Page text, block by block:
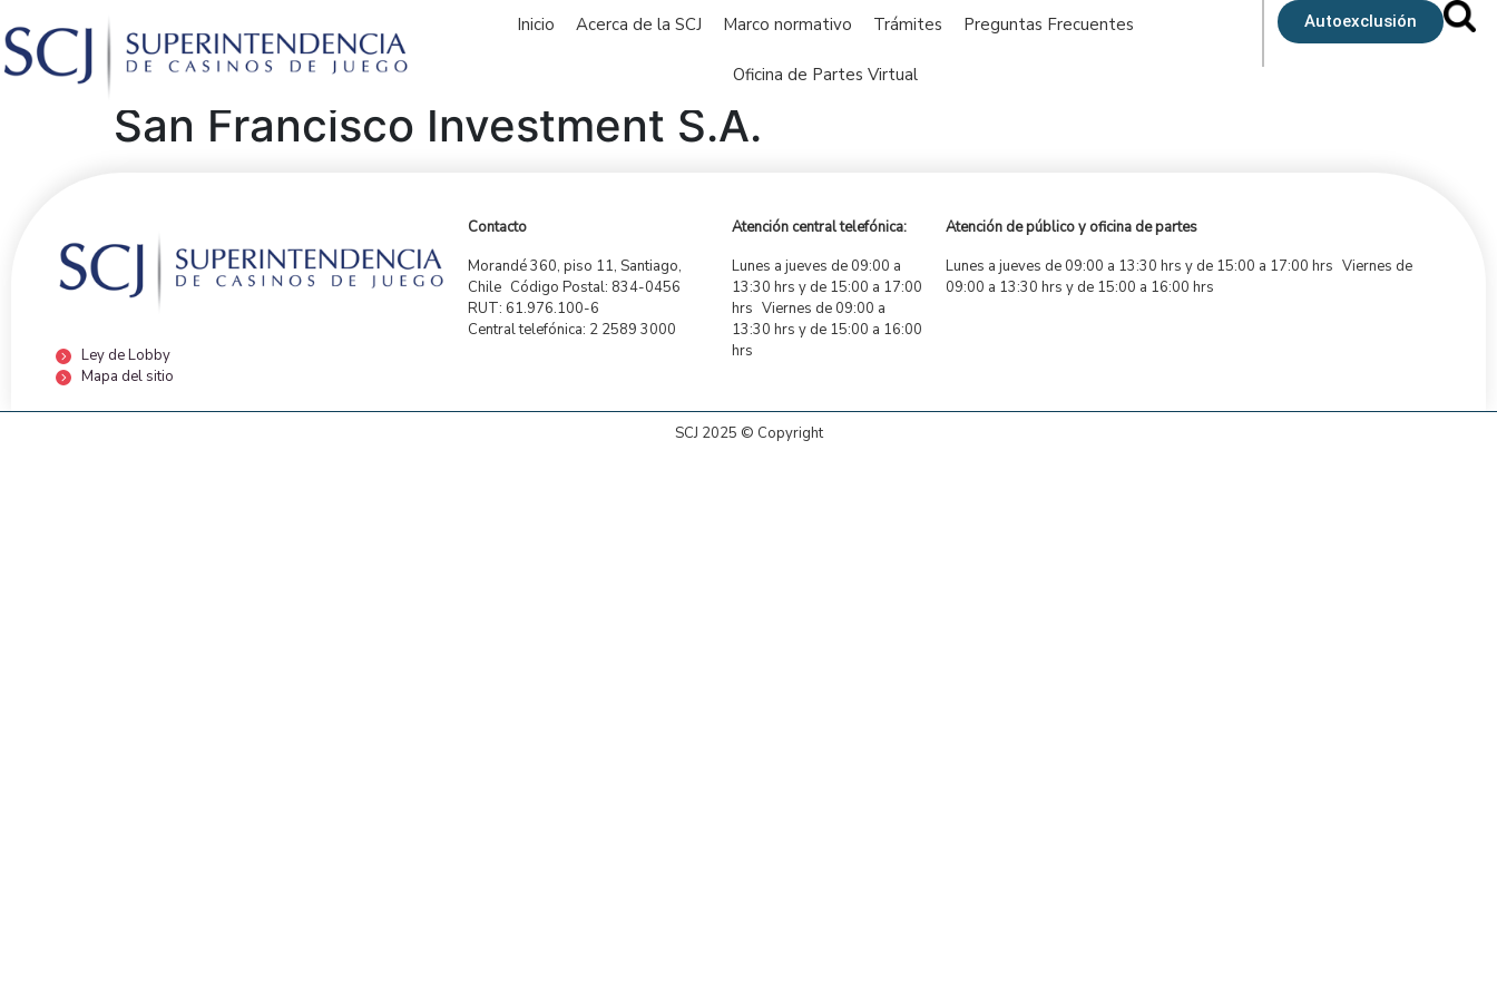
Inicio Acerca de la SCJ Marco normativo Trámites Preguntas Frecuentes
Oficina de Partes Virtual
Autoexclusión
San Francisco Investment S.A.
Ley de Lobby
Mapa del sitio
Contacto
Morandé 360, piso 11, Santiago,
Chile Código Postal: 834-0456
RUT: 61.976.100-6
Central telefónica: 2 2589 3000
Atención central telefónica:
Lunes a jueves de 09:00 a
13:30 hrs y de 15:00 a 17:00
hrs Viernes de 09:00 a
13:30 hrs y de 15:00 a 16:00
hrs
Atención de público y oficina de partes
Lunes a jueves de 09:00 a 13:30 hrs y de 15:00 a 17:00 hrs Viernes de
09:00 a 13:30 hrs y de 15:00 a 16:00 hrs
SCJ 2025 © Copyright